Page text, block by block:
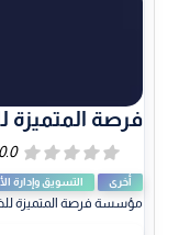
فرصة المتميزة
أخرى التسويق وإدارة
مؤسسة فرصة المتميزة